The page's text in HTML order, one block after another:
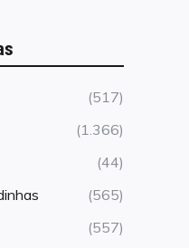
(517)
(1.366)
(44)
(565)
(557)